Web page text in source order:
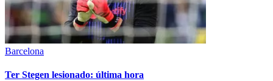
Barcelona
Ter Stegen lesionado: última hora